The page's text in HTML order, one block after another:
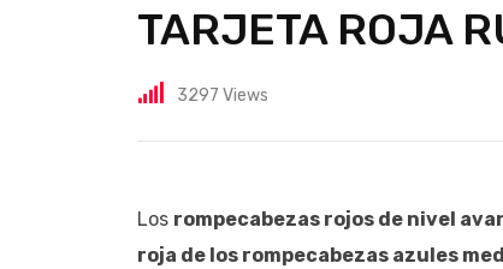
TARJETA ROJA
3297 Views
Los rompecabezas rojos de nivel
roja de los rompecabezas azules